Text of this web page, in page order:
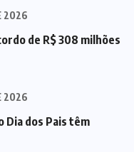
2026
de R$ 308 milhões
2026
Dia dos Pais têm